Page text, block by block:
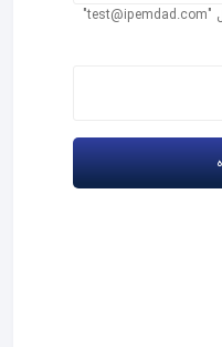
در صورتی که ایمیل ندارید، لطفاً ایمیل "test@ipemdad.com"